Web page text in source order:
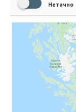
Нетачно